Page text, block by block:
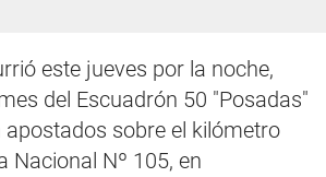
este jueves por la noche,
del Escuadrón 50 "Posadas"
apostados sobre el kilómetro
Nacional Nº 105, en